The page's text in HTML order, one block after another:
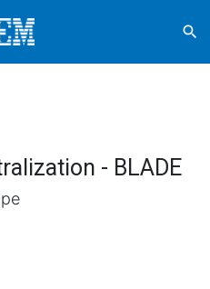
search
- BLADE